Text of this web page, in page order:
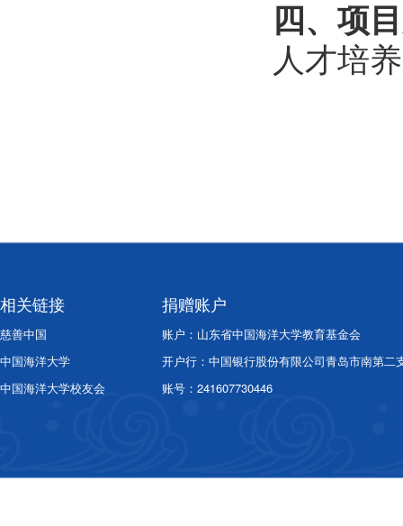
四、项
人才培
相关链接
慈善中国
中国海洋大学
中国海洋大学校友会
捐赠账户
账户：山东省中国海洋大学教育基金会
开户行：中国银行股份有限公司青岛市南第二
账号：241607730446